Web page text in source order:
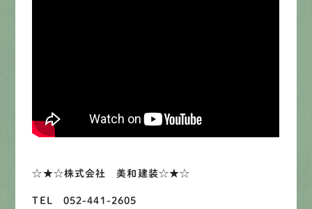
LINEでお手軽相談
☆★☆株式会社 美和建装☆★☆
TEL 052-441-2605